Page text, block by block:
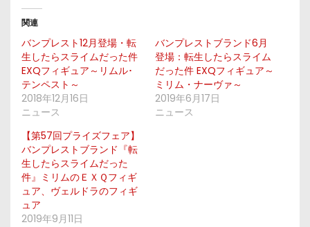
関連
バンプレスト12月登場・転
生したらスライムだった件
EXQフィギュア～リムル･
テンペスト～
2018年12月16日
ニュース
バンプレストブランド6月
登場：転生したらスライム
だった件 EXQフィギュア～
ミリム・ナーヴァ～
2019年6月17日
ニュース
【第57回プライズフェア】
バンプレストブランド『転
生したらスライムだった
件』ミリムのＥＸＱフィギ
ュア、ヴェルドラのフィギ
ュア
2019年9月11日